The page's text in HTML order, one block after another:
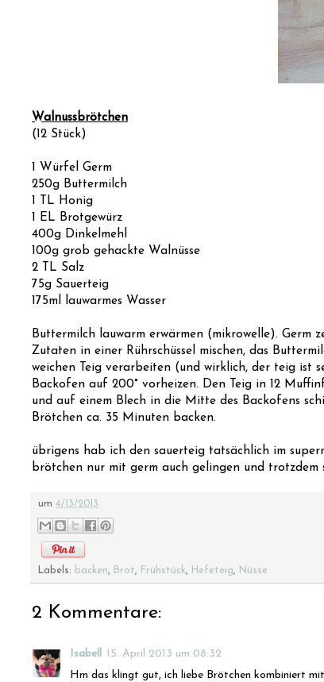
Walnussbrötchen
(12 Stück)
1 Würfel Germ
250g Buttermilch
1 TL Honig
1 EL Brotgewürz
400g Dinkelmehl
100g grob gehackte Walnüsse
2 TL Salz
75g Sauerteig
175ml lauwarmes Wasser
Buttermilch lauwarm erwärmen (mikrowelle). Germ
Zutaten in einer Rührschüssel mischen, das
weichen Teig verarbeiten (und wirklich, der teig ist
Backofen auf 200° vorheizen. Den Teig in 12
und auf einem Blech in die Mitte des Backofens
Brötchen ca. 35 Minuten backen.
übrigens hab ich den sauerteig tatsächlich im
brötchen nur mit germ auch gelingen und trotzdem
um 4/13/2013
Labels: backen, Brot, Frühstück, Hefeteig, Nüsse
2 Kommentare:
Isabell
15. April 2013 um 08:32
Hm das klingt gut, ich liebe Brötchen kombiniert